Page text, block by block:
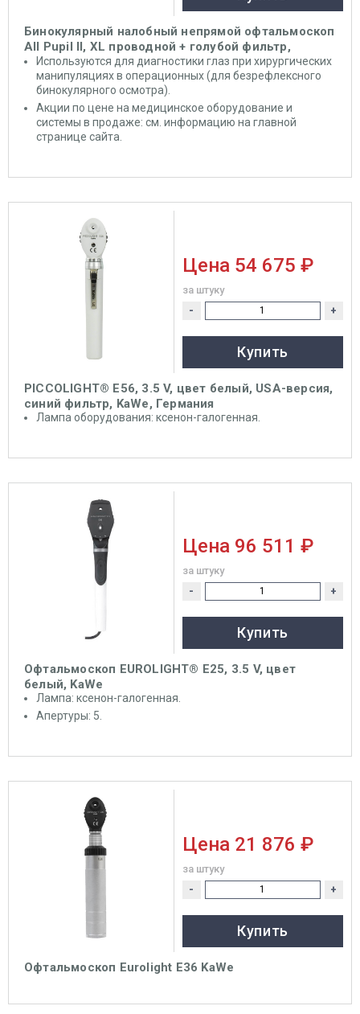
Бинокулярный налобный непрямой офтальмоскоп
All Pupil II, XL проводной + голубой фильтр,
Riester
Используются для диагностики глаз при хирургических
манипуляциях в операционных (для безрефлексного
бинокулярного осмотра).
Акции по цене на медицинское оборудование и
системы в продаже: см. информацию на главной
странице сайта.
PICCOLIGHT® E56, 3.5 V, цвет белый, USA-версия,
синий фильтр, KaWe, Германия
Лампа оборудования: ксенон-галогенная.
Цена 54 675 ₽
за штуку
- +
Купить
Офтальмоскоп EUROLIGHT® E25, 3.5 V, цвет
белый, KaWe
Лампа: ксенон-галогенная.
Апертуры: 5.
Цена 96 511 ₽
за штуку
- +
Купить
Офтальмоскоп Eurolight Е36 KaWe
Цена 21 876 ₽
за штуку
- +
Купить